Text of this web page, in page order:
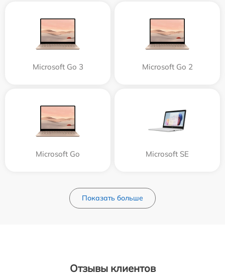
Microsoft Go 3 Microsoft Go 2
Microsoft Go Microsoft SE
Показать больше
Отзывы клиентов